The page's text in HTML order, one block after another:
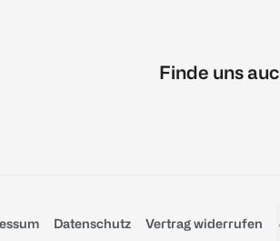
Finde uns
Datenschutz Vertrag widerrufen